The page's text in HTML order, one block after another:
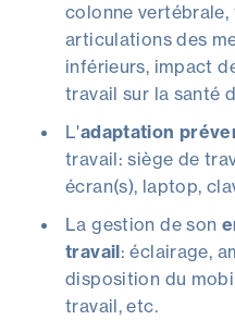
colonne
articulations des
inférieurs, impact
travail sur la santé
L'adaptation
travail: siège de
écran(s), laptop,
La gestion de son
travail: éclairage,
disposition du
travail, etc.